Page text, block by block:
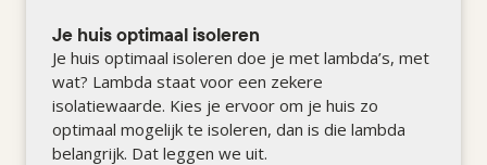
Je huis optimaal isoleren
Je huis optimaal isoleren doe je met lambda’s, met
wat? Lambda staat voor een zekere
isolatiewaarde. Kies je ervoor om je huis zo
optimaal mogelijk te isoleren, dan is die lambda
belangrijk. Dat leggen we uit.